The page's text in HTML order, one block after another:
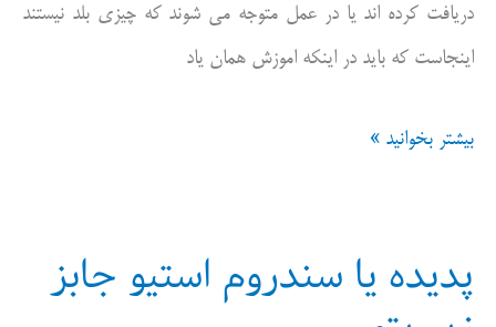
دریافت کرده اند یا در عمل متوجه می شوند که چیزی بلد نیستند
اینجاست که باید در اینکه اموزش همان یاد
آموزش
مساله
این
بیشتر بخوانید »
پدیده یا سندروم استیو جابز